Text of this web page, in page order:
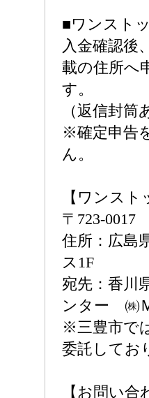
■ワンスト
入金確認後
載の住所へ
す。
（返信封筒
※確定申告
ん。
【ワンスト
〒723-0017
住所：広島
ス1F
宛先：香川
ンター ㈱
※三豊市で
委託してお
【お問い合